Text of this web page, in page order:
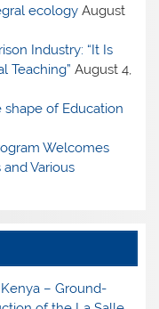
ecology August
Industry: “It Is
Teaching” August 4,
shape of Education
Welcomes
Various
Kenya – Ground-